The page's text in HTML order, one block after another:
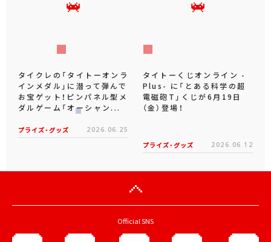
タイクレの「タイトーオンラ
インメダル」に潜って弾んで
お宝ゲット！ピンパネル型メ
ダルゲーム「オーシャン...
プライズ・グッズ 2026.06.25
タイトーくじオンライン -
Plus- に「とある科学の超
電磁砲T」くじが6月19日
（金）登場！
プライズ・グッズ 2026.06.12
Official SNS